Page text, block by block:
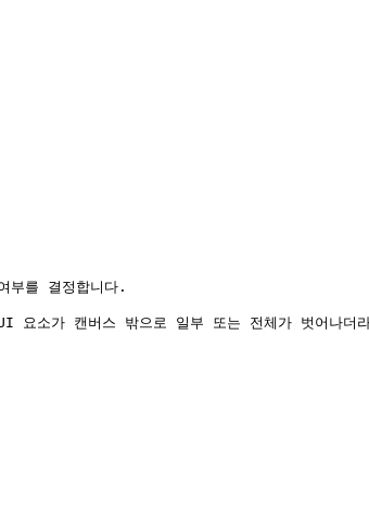
를 결정합니다.
소가 캔버스 밖으로 일부 또는 전체가 벗어나더